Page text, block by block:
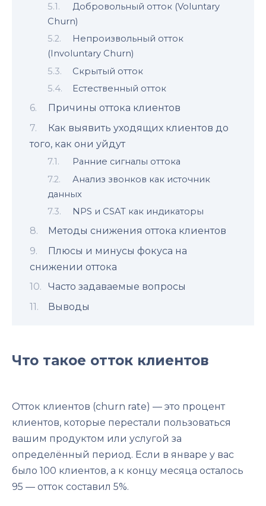
Добровольный отток (Voluntary
Churn)
Непроизвольный отток
(Involuntary Churn)
Скрытый отток
Естественный отток
Причины оттока клиентов
Как выявить уходящих клиентов до
того, как они уйдут
Ранние сигналы оттока
Анализ звонков как источник
данных
NPS и CSAT как индикаторы
Методы снижения оттока клиентов
Плюсы и минусы фокуса на
снижении оттока
Часто задаваемые вопросы
Выводы
Что такое отток клиентов
Отток клиентов (churn rate) — это процент
клиентов, которые перестали пользоваться
вашим продуктом или услугой за
определённый период. Если в январе у вас
было 100 клиентов, а к концу месяца осталось
95 — отток составил 5%.